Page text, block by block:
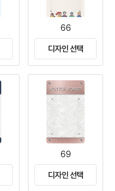
66
디자인 선택
69
디자인 선택